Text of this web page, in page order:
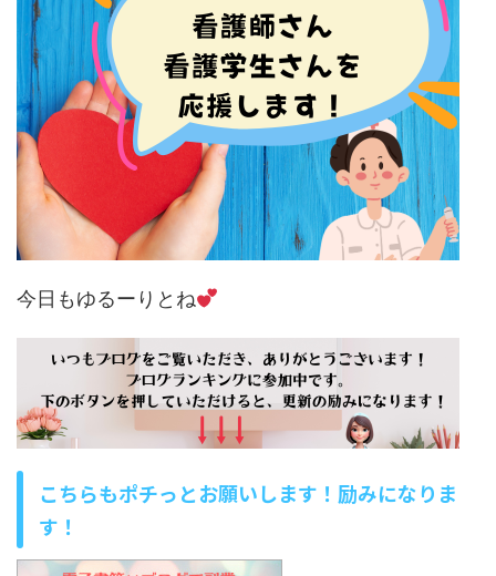
今日もゆるーりとね
こちらもポチっとお願いします！励みになりま
す！